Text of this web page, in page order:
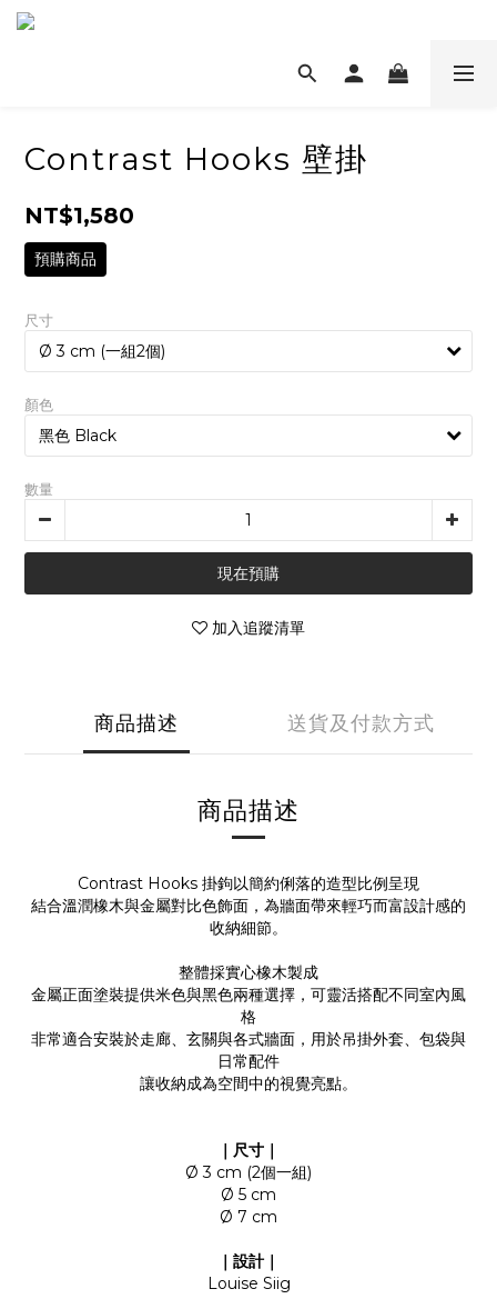
Contrast Hooks 壁掛
NT$1,580
預購商品
尺寸
顏色
數量
現在預購
加入追蹤清單
商品描述 送貨及付款方式
商品描述
Contrast Hooks 掛鉤以簡約俐落的造型比例呈現
結合溫潤橡木與金屬對比色飾面，為牆面帶來輕巧而富設計感的
收納細節。
整體採實心橡木製成
金屬正面塗裝提供米色與黑色兩種選擇，可靈活搭配不同室內風
格
非常適合安裝於走廊、玄關與各式牆面，用於吊掛外套、包袋與
日常配件
讓收納成為空間中的視覺亮點。
｜尺寸｜
Ø 3 cm (2個一組)
Ø 5 cm
Ø 7 cm
｜設計｜
Louise Siig